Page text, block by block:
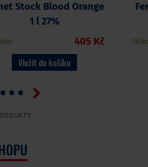
Stock Blood Orange
1 l 27%
405 Kč
Vložit do košíku